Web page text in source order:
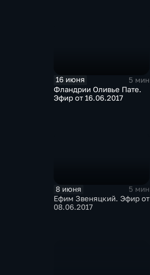
16 июня
5 мин
Фландрии Оливье Пате.
Эфир от 16.06.2017
8 июня
5 мин
Ефим Звеняцкий. Эфир от
08.06.2017